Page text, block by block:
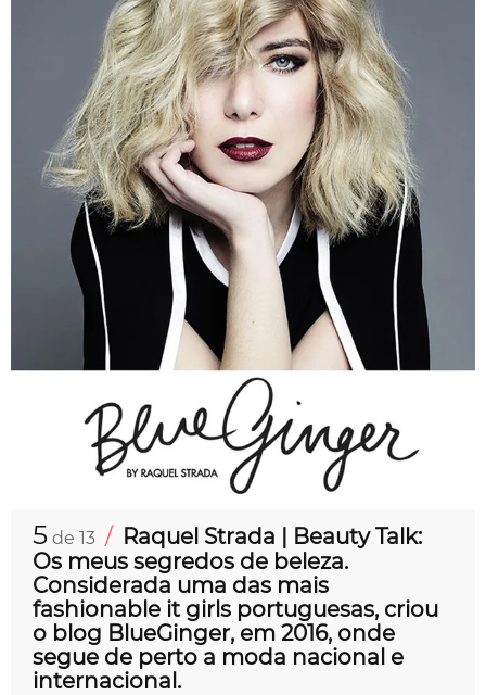
5 de 13 / Raquel Strada | Beauty Talk:
Os meus segredos de beleza.
Considerada uma das mais
fashionable it girls portuguesas, criou
o blog BlueGinger, em 2016, onde
segue de perto a moda nacional e
internacional.